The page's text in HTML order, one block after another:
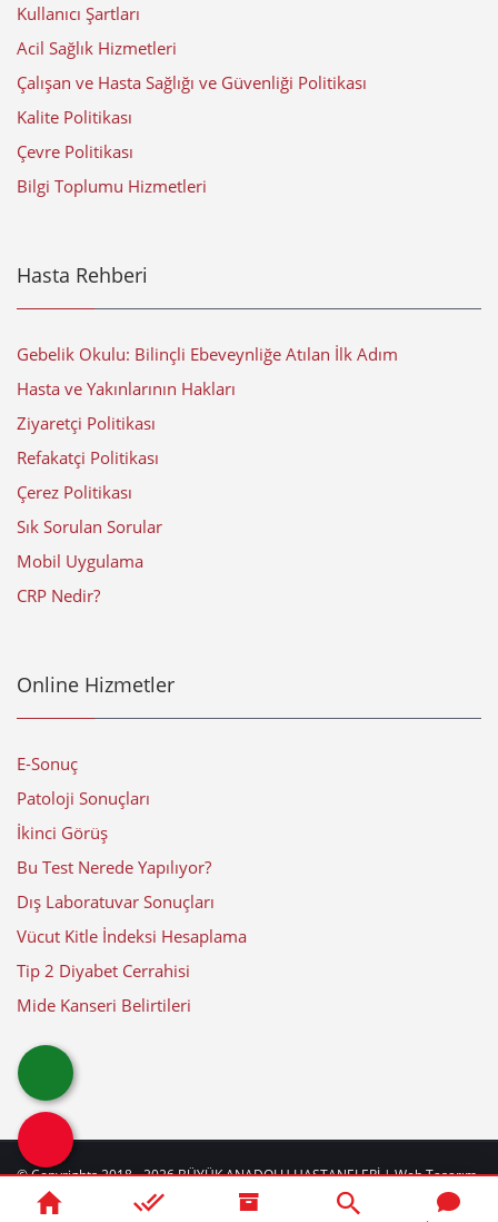
Kullanıcı Şartları
Acil Sağlık Hizmetleri
Çalışan ve Hasta Sağlığı ve Güvenliği Politikası
Kalite Politikası
Çevre Politikası
Bilgi Toplumu Hizmetleri
Hasta Rehberi
Gebelik Okulu: Bilinçli Ebeveynliğe Atılan İlk Adım
Hasta ve Yakınlarının Hakları
Ziyaretçi Politikası
Refakatçi Politikası
Çerez Politikası
Sık Sorulan Sorular
Mobil Uygulama
CRP Nedir?
Online Hizmetler
E-Sonuç
Patoloji Sonuçları
İkinci Görüş
Bu Test Nerede Yapılıyor?
Dış Laboratuvar Sonuçları
Vücut Kitle İndeksi Hesaplama
Tip 2 Diyabet Cerrahisi
Mide Kanseri Belirtileri
© Copyrights 2018 - 2026BÜYÜK ANADOLU HASTANELERİ| Web Tasarım
web Güncelleme Tarihi: 06-08-2026